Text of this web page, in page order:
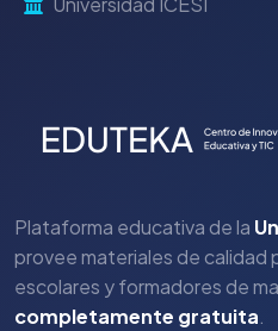
Plataforma educativa de la
provee materiales de
escolares y formadores de
completamente gratuita.